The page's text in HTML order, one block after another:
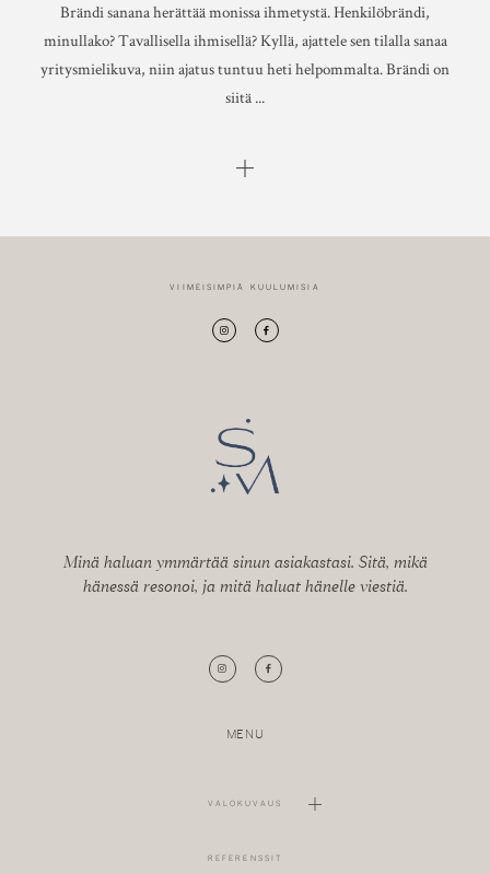
Brändi sanana herättää monissa ihmetystä. Henkilöbrändi,
minullako? Tavallisella ihmisellä? Kyllä, ajattele sen tilalla sanaa
yritysmielikuva, niin ajatus tuntuu heti helpommalta. Brändi on
siitä ...
VIIMEISIMPIÄ KUULUMISIA
Minä haluan ymmärtää sinun asiakastasi. Sitä, mikä
hänessä resonoi, ja mitä haluat hänelle viestiä.
MENU
VALOKUVAUS
REFERENSSIT